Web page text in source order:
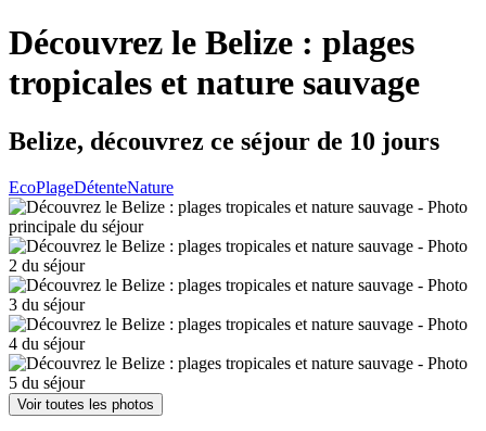
Découvrez le Belize : plages
tropicales et nature sauvage
Belize, découvrez ce séjour de 10 jours
EcoPlageDétenteNature
Voir toutes les photos